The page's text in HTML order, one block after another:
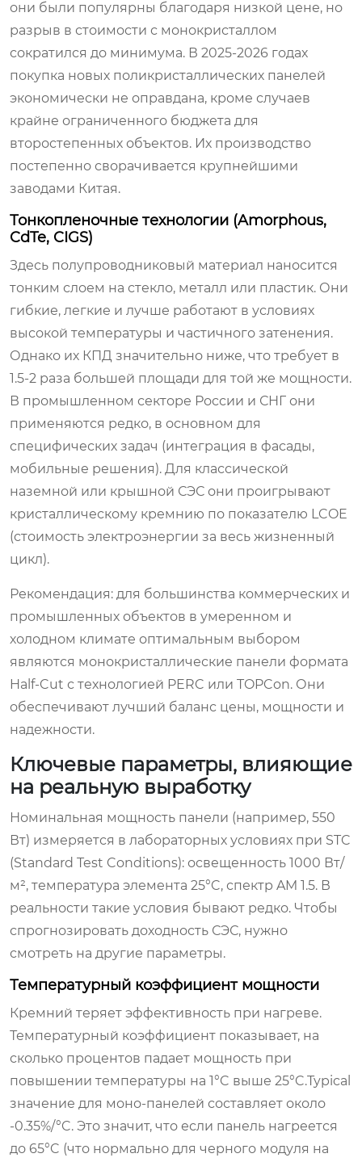
они были популярны благодаря низкой цене, но
разрыв в стоимости с монокристаллом
сократился до минимума. В 2025-2026 годах
покупка новых поликристаллических панелей
экономически не оправдана, кроме случаев
крайне ограниченного бюджета для
второстепенных объектов. Их производство
постепенно сворачивается крупнейшими
заводами Китая.
Тонкопленочные технологии (Amorphous,
CdTe, CIGS)
Здесь полупроводниковый материал наносится
тонким слоем на стекло, металл или пластик. Они
гибкие, легкие и лучше работают в условиях
высокой температуры и частичного затенения.
Однако их КПД значительно ниже, что требует в
1.5-2 раза большей площади для той же мощности.
В промышленном секторе России и СНГ они
применяются редко, в основном для
специфических задач (интеграция в фасады,
мобильные решения). Для классической
наземной или крышной СЭС они проигрывают
кристаллическому кремнию по показателю LCOE
(стоимость электроэнергии за весь жизненный
цикл).
Рекомендация: для большинства коммерческих и
промышленных объектов в умеренном и
холодном климате оптимальным выбором
являются монокристаллические панели формата
Half-Cut с технологией PERC или TOPCon. Они
обеспечивают лучший баланс цены, мощности и
надежности.
Ключевые параметры, влияющие
на реальную выработку
Номинальная мощность панели (например, 550
Вт) измеряется в лабораторных условиях при STC
(Standard Test Conditions): освещенность 1000 Вт/
м², температура элемента 25°C, спектр AM 1.5. В
реальности такие условия бывают редко. Чтобы
спрогнозировать доходность СЭС, нужно
смотреть на другие параметры.
Температурный коэффициент мощности
Кремний теряет эффективность при нагреве.
Температурный коэффициент показывает, на
сколько процентов падает мощность при
повышении температуры на 1°C выше 25°C.Typical
значение для моно-панелей составляет около
-0.35%/°C. Это значит, что если панель нагреется
до 65°C (что нормально для черного модуля на